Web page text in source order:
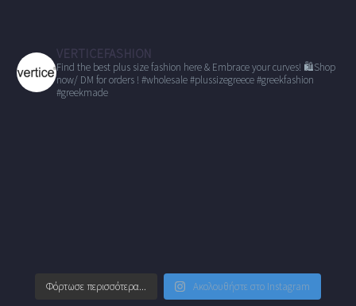
VERTICEFASHION
Find the best plus size fashion here & Embrace your curves! 🛍Shop
now/ DM for orders ! #wholesale#plussizegreece #greekfashion
#greekmade
Φόρτωσε περισσότερα... Ακολουθήστε στο Instagram